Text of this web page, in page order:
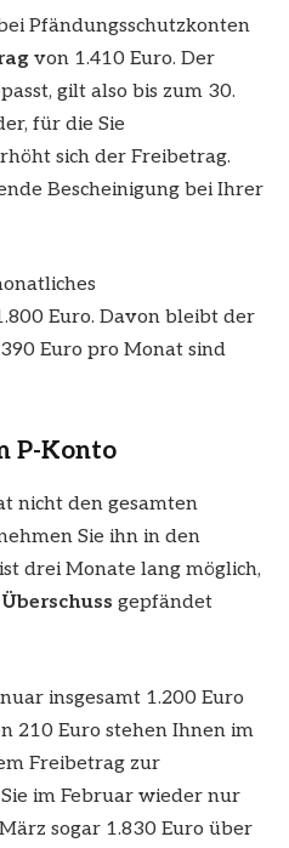
Pfändungsschutzkonten
von 1.410 Euro. Der
gilt also bis zum 30.
für die Sie
sich der Freibetrag.
Bescheinigung bei Ihrer
Euro. Davon bleibt der
Euro pro Monat sind
P-Konto
nicht den gesamten
Sie ihn in den
drei Monate lang möglich,
Überschuss gepfändet
insgesamt 1.200 Euro
210 Euro stehen Ihnen im
Freibetrag zur
im Februar wieder nur
sogar 1.830 Euro über